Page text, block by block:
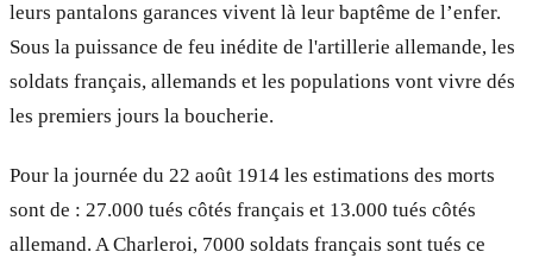
leurs pantalons garances vivent là leur baptême de l’enfer.
Sous la puissance de feu inédite de l'artillerie allemande, les
soldats français, allemands et les populations vont vivre dés
les premiers jours la boucherie.
Pour la journée du 22 août 1914 les estimations des morts
sont de : 27.000 tués côtés français et 13.000 tués côtés
allemand. A Charleroi, 7000 soldats français sont tués ce